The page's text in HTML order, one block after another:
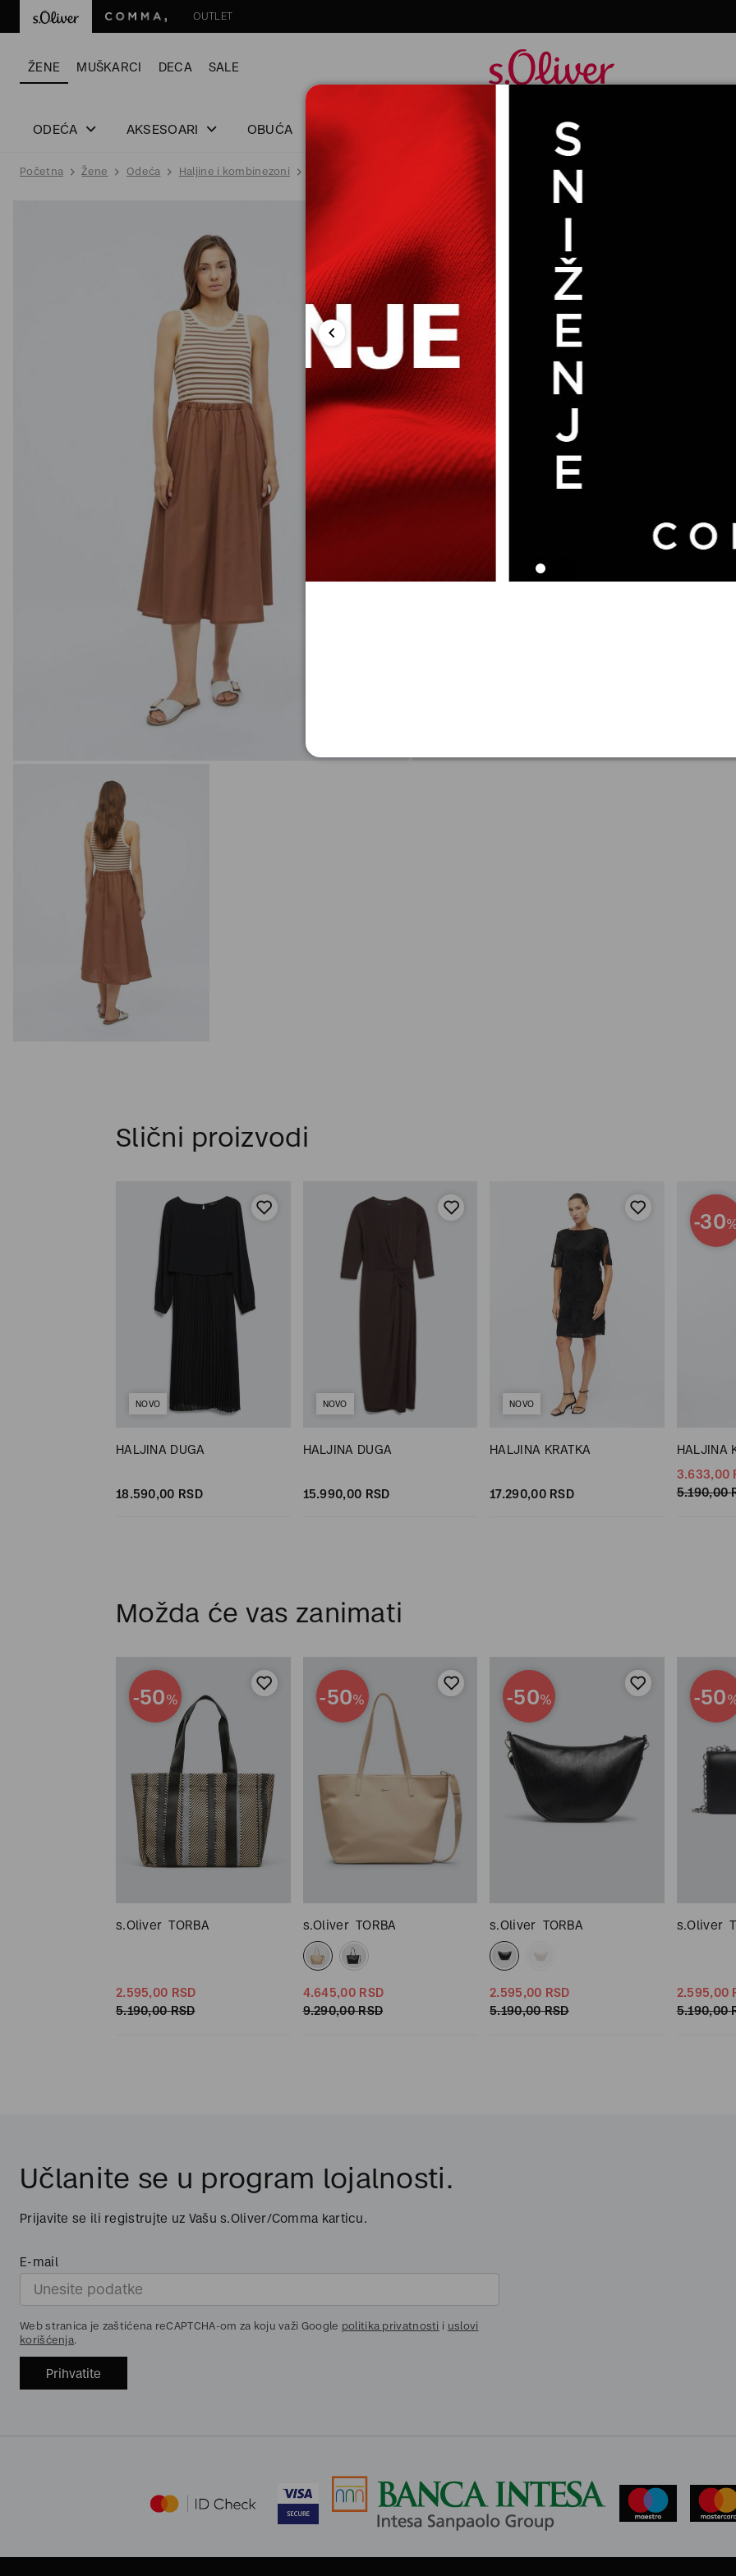
OUTLET
ŽENE MUŠKARCI DECA SALE
ODEĆA AKSESOARI OBUĆA
Početna Žene Odeća Haljine i kombinezoni
Slični proizvodi
NOVO
HALJINA DUGA
18.590,00 RSD
NOVO
HALJINA DUGA
15.990,00 RSD
NOVO
HALJINA KRATKA
17.290,00 RSD
-30
HALJINA
3.633,00
5.190,00
Možda će vas zanimati
-50%
s.Oliver TORBA
2.595,00 RSD
5.190,00 RSD
-50%
s.Oliver TORBA
4.645,00 RSD
9.290,00 RSD
-50%
s.Oliver TORBA
2.595,00 RSD
5.190,00 RSD
-50
s.Oliver
2.595,00
5.190,00
Učlanite se u program lojalnosti.
Prijavite se ili registrujte uz Vašu s.Oliver/Comma karticu.
E-mail
Web stranica je zaštićena reCAPTCHA-om za koju važi Google politika privatnosti i uslovi
korišćenja.
Prihvatite